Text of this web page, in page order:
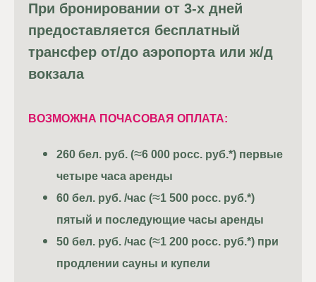
доверия.
5.1 Отзывы
фотографию, имя и
Разместите
При бронировании от 3-х дней
предоставляется бесплатный
трансфер от/до аэропорта или ж/д
вокзала
ВОЗМОЖНА ПОЧАСОВАЯ ОПЛАТА:
260 бел. руб. (≈6 000 росс. руб.*) первые
четыре часа аренды
60 бел. руб. /час (≈1 500 росс. руб.*)
пятый и последующие часы аренды
50 бел. руб. /час (≈1 200 росс. руб.*) при
продлении сауны и купели